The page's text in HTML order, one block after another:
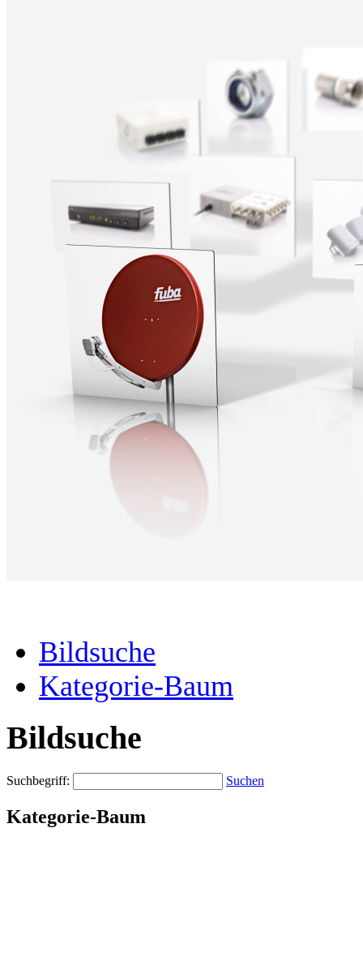
Bildsuche
Kategorie-Baum
Bildsuche
Suchbegriff: Suchen
Kategorie-Baum